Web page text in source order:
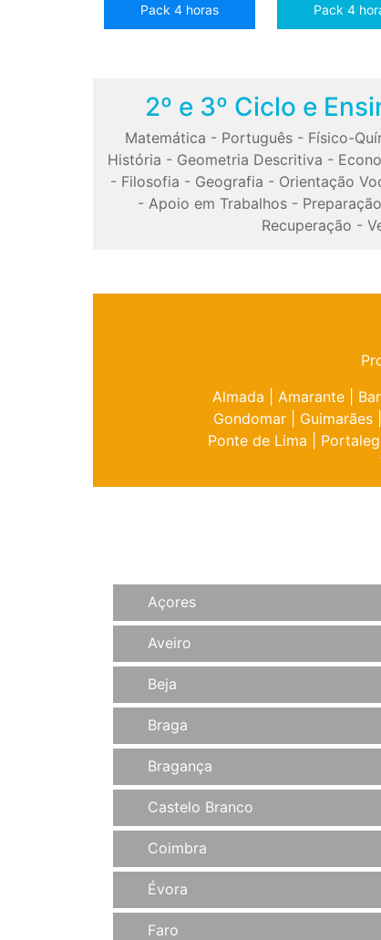
Pack 4 horas Pack 4
2º e 3º Ciclo e
Matemática - Português- Físico-
História - Geometria Descritiva -
- Filosofia - Geografia - Orientação
- Apoio em Trabalhos-
Recuperação -
Almada
Amarante
Gondomar
Guimarães
Ponte de Lima
Açores
Aveiro
Beja
Braga
Bragança
Castelo Branco
Coimbra
Évora
Faro